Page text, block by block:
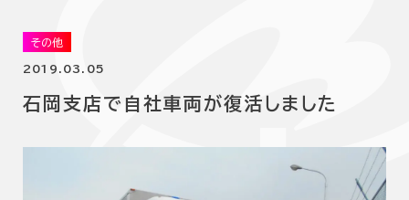
その他
2019.03.05
石岡支店で自社車両が復活しました